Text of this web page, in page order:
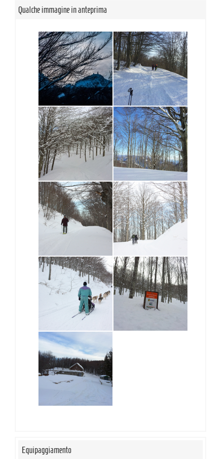
Qualche immagine in anteprima
Equipaggiamento